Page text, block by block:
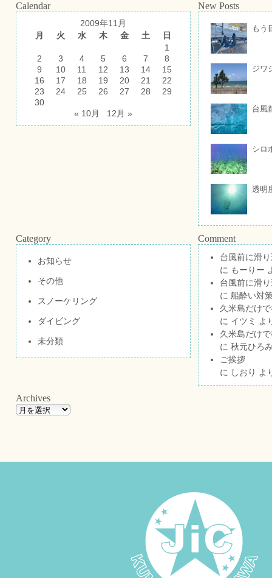
Calendar
2009年11月
月
火 水 木 金 土
日
1
2
3 4 5 6 7
8
9
10 11 12 13 14
15
16
17 18 19 20 21
22
23
24 25 26 27 28
29
30
« 10月
12月 »
New Posts
もう
ジワ
台風
シロ
透明
Category
お知らせ
その他
スノーケリング
ダイビング
未分類
Comment
台風前に滑
に もーりー
台風前に滑
に 船酔い対
久米島だけ
に イツミ
よ
久米島だけ
に 秋元ひろ
ご挨拶
に しおり よ
Archives